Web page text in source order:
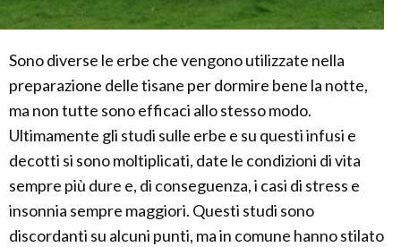
Sono diverse le erbe che vengono utilizzate nella
preparazione delle tisane per dormire bene la notte,
ma non tutte sono efficaci allo stesso modo.
Ultimamente gli studi sulle erbe e su questi infusi e
decotti si sono moltiplicati, date le condizioni di vita
sempre più dure e, di conseguenza, i casi di stress e
insonnia sempre maggiori. Questi studi sono
discordanti su alcuni punti, ma in comune hanno stilato